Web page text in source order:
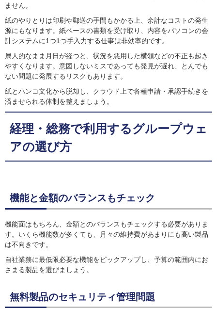
ません。
紙のやりとりは印刷や郵送の手間もかかる上、余計なコストの発生
源にもなります。紙ベースの書類を受け取り、内容をパソコンの会
計システムに1つ1つ手入力する仕事は非効率的です。
属人的なまま月日が経つと、状況を悪用した横領などの不正も起き
やすくなります。意図しないミスであっても発見が遅れ、とんでも
ない問題に発展するリスクもあります。
紙とハンコ文化から脱却し、クラウド上で各種申請・承認手続きを
済ませられる体制を整えましょう。
経理・総務で利用するグループウェ
アの選び方
機能と金額のバランスもチェック
機能面はもちろん、金額とのバランスもチェックする必要がありま
す。いくら機能数が多くても、月々の維持費があまりにも高い製品
は不向きです。
自社業務に最低限必要な機能をピックアップし、予算の範囲内にお
さまる製品を選びましょう。
無料製品のセキュリティ管理問題